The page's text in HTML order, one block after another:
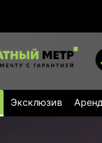
Эксклюзив